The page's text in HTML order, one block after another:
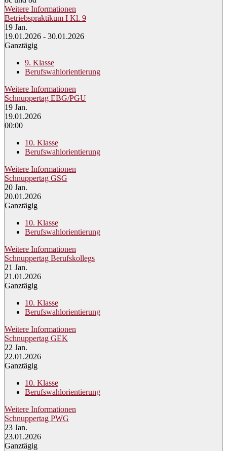
Weitere Informationen
Betriebspraktikum I Kl. 9
19 Jan.
19.01.2026 - 30.01.2026
Ganztägig
9. Klasse
Berufswahlorientierung
Weitere Informationen
Schnuppertag EBG/PGU
19 Jan.
19.01.2026
00:00
10. Klasse
Berufswahlorientierung
Weitere Informationen
Schnuppertag GSG
20 Jan.
20.01.2026
Ganztägig
10. Klasse
Berufswahlorientierung
Weitere Informationen
Schnuppertag Berufskollegs
21 Jan.
21.01.2026
Ganztägig
10. Klasse
Berufswahlorientierung
Weitere Informationen
Schnuppertag GEK
22 Jan.
22.01.2026
Ganztägig
10. Klasse
Berufswahlorientierung
Weitere Informationen
Schnuppertag PWG
23 Jan.
23.01.2026
Ganztägig